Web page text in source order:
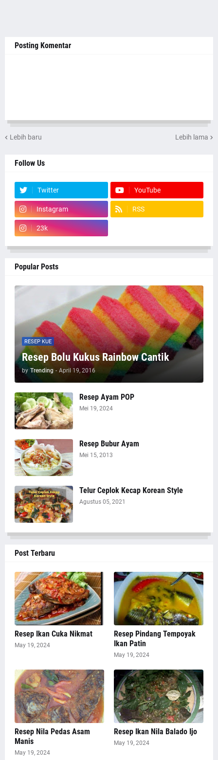
Posting Komentar
Lebih baru Lebih lama
Follow Us
Twitter YouTube
Instagram RSS
23k
Popular Posts
RESEP KUE
Resep Bolu Kukus Rainbow Cantik
by Trending - April 19, 2016
Resep Ayam POP
Mei 19, 2024
Resep Bubur Ayam
Mei 15, 2013
Telur Ceplok Kecap Korean Style
Agustus 05, 2021
Post Terbaru
Resep Ikan Cuka Nikmat
May 19, 2024
Resep Pindang Tempoyak
Ikan Patin
May 19, 2024
Resep Nila Pedas Asam
Manis
May 19, 2024
Resep Ikan Nila Balado Ijo
May 19, 2024